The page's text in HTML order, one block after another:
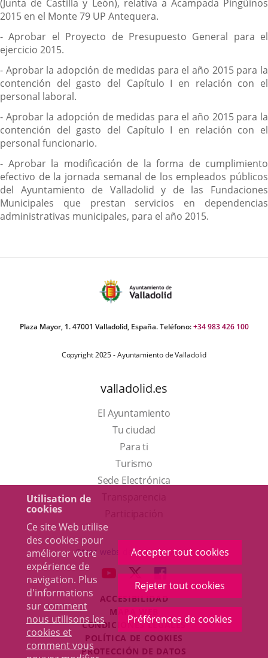
Utilisation de
cookies
Ce site Web utilise
des cookies pour
améliorer votre
expérience de
navigation. Plus
d'informations
sur comment
nous utilisons les
cookies et
comment vous
Accepter tout cookies
Rejeter tout cookies
Préférences de cookies
(Junta de Castilla y León), relativa a Acampada Pingüinos
2015 en el Monte 79 UP Antequera.
- Aprobar el Proyecto de Presupuesto General para el
ejercicio 2015.
- Aprobar la adopción de medidas para el año 2015 para la
contención del gasto del Capítulo I en relación con el
personal laboral.
- Aprobar la adopción de medidas para el año 2015 para la
contención del gasto del Capítulo I en relación con el
personal funcionario.
- Aprobar la modificación de la forma de cumplimiento
efectivo de la jornada semanal de los empleados públicos
del Ayuntamiento de Valladolid y de las Fundaciones
Municipales que prestan servicios en dependencias
administrativas municipales, para el año 2015.
Plaza Mayor, 1. 47001 Valladolid, España. Teléfono:+34 983 426 100
Copyright 2025 - Ayuntamiento de Valladolid
valladolid.es
El Ayuntamiento
Tu ciudad
Para ti
TurismoEste
enlace
una
ventana
nueva.
Sede Electrónica
externa.
Otras webs del ayuntamiento
ENLACE
UNA
APLICACIÓN
EXTERNA.
ENLACE
A
UNA
APLICACIÓN
EXTERNA.
ENLACE
A
UNA
APLICACIÓN
EXTERNA.
ACCESIBILIDAD
MAPA WEB
CONDICIONES LEGALES
POLÍTICA DE COOKIES
PROTECCIÓN DE DATOS